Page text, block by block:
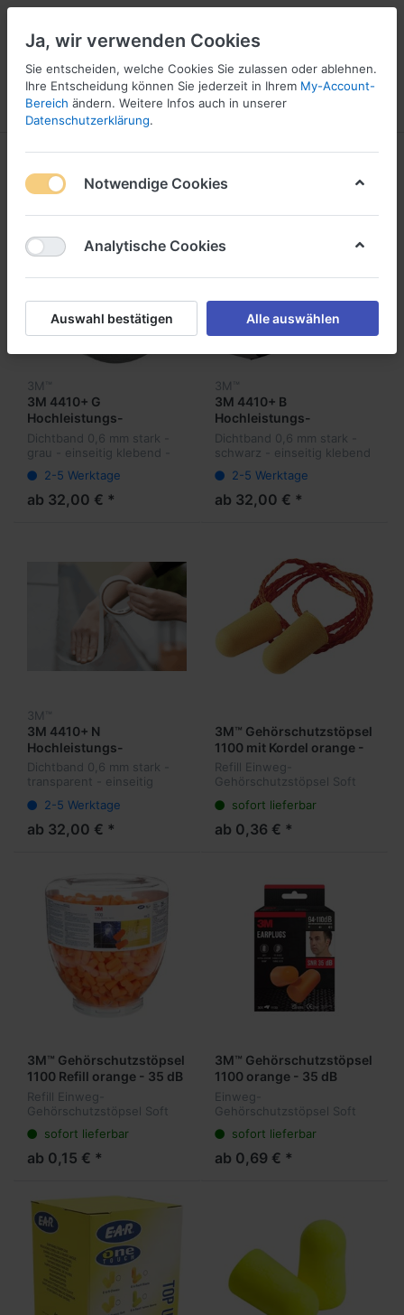
Menü Anmelden Vergleichen Wunschliste
1
Neu eingetroffen
3M™
3M 4410+ G
Hochleistungs-
Dichtband grau 0,6 mm
stark
Dichtband 0,6 mm stark -
grau - einseitig klebend -
2-5 Werktage
ab 32,00 € *
3M™
3M 4410+ B
Hochleistungs-
Dichtband schwarz 0,6
mm stark
Dichtband 0,6 mm stark -
schwarz - einseitig klebend
2-5 Werktage
ab 32,00 € *
3M™
3M 4410+ N
Hochleistungs-
Dichtband transparent
0,6 mm stark
Dichtband 0,6 mm stark -
transparent - einseitig
2-5 Werktage
ab 32,00 € *
3M™ Gehörschutzstöpsel
1100 mit Kordel orange -
35 dB
Refill Einweg-
Gehörschutzstöpsel Soft
dB sofort lieferbar
ab 0,36 € *
3M™ Gehörschutzstöpsel
1100 Refill orange - 35 dB
Refill Einweg-
Gehörschutzstöpsel Soft
dB sofort lieferbar
ab 0,15 € *
3M™ Gehörschutzstöpsel
1100 orange - 35 dB
Einweg-
Gehörschutzstöpsel Soft
dB sofort lieferbar
ab 0,69 € *
Ja, wir verwenden Cookies
Sie entscheiden, welche Cookies Sie zulassen oder ablehnen.
Ihre Entscheidung können Sie jederzeit in Ihrem My-Account-
Bereich ändern. Weitere Infos auch in unserer
Datenschutzerklärung.
Notwendige Cookies
Analytische Cookies
Auswahl bestätigen Alle auswählen